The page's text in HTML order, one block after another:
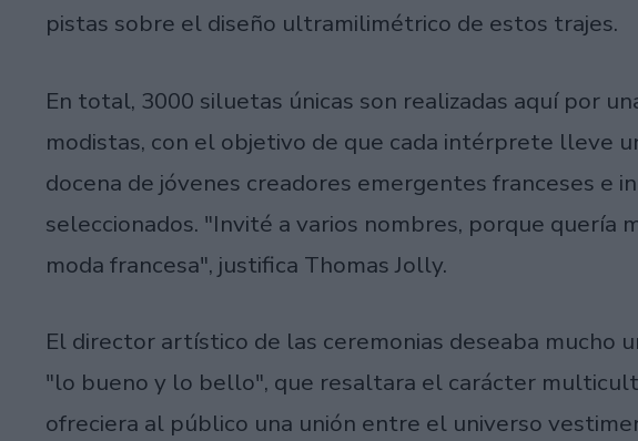
pistas sobre el diseño ultramilimétrico de estos trajes.
En total, 3000 siluetas únicas son realizadas aquí por
modistas, con el objetivo de que cada intérprete lleve
docena de jóvenes creadores emergentes franceses e
seleccionados. "Invité a varios nombres, porque quería
moda francesa", justifica Thomas Jolly.
El director artístico de las ceremonias deseaba mucho
"lo bueno y lo bello", que resaltara el carácter
ofreciera al público una unión entre el universo